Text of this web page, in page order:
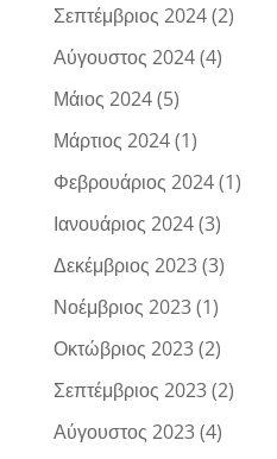
Σεπτέμβριος 2024(2)
Αύγουστος 2024(4)
Μάιος 2024(5)
Μάρτιος 2024(1)
Φεβρουάριος 2024(1)
Ιανουάριος 2024(3)
Δεκέμβριος 2023(3)
Νοέμβριος 2023(1)
Οκτώβριος 2023(2)
Σεπτέμβριος 2023(2)
Αύγουστος 2023(4)